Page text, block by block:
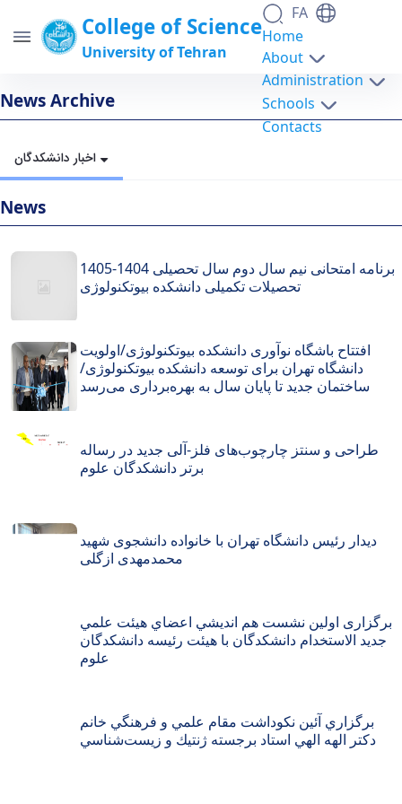
College of Science
University of Tehran
FA
Home
About
Administration
Schools
Contacts
news-archive - science- دانشکدگان علوم
News Archive
اخبار دانشکدگان
News
برنامه امتحانی نیم سال دوم سال تحصیلی 1404-1405
تحصیلات تکمیلی دانشکده بیوتکنولوژی
افتتاح باشگاه نوآوری دانشکده بیوتکنولوژی/اولویت
دانشگاه تهران برای توسعه دانشکده بیوتکنولوژی/
ساختمان جدید تا پایان سال به بهره‌برداری می‌رسد
طراحی و سنتز چارچوب‌های فلز-آلی جدید در رساله
برتر دانشکدگان علوم
دیدار رئیس دانشگاه تهران با خانواده دانشجوی شهید
محمدمهدی ازگلی
برگزاری اولین نشست هم انديشي اعضاي هيئت علمي
جديد الاستخدام دانشكدگان با هيئت رئيسه دانشكدگان
علوم
برگزاري آئين نكوداشت مقام علمي و فرهنگي خانم
دكتر الهه الهي استاد برجسته ژنتيك و زيست‌شناسي